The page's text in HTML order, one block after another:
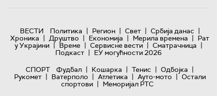
ВЕСТИ Политика | Регион | Свет | Србија данас |
Хроника | Друштво | Економија | Мерила времена | Рат
у Украјини | Време | Сервисне вести | Сматрачница |
Подкаст | ЕУ могућности 2026
СПОРТ
Фудбал | Кошарка | Тенис | Одбојка |
Рукомет | Ватерполо | Атлетика | Ауто-мото | Остали
спортови | Меморијал РТС